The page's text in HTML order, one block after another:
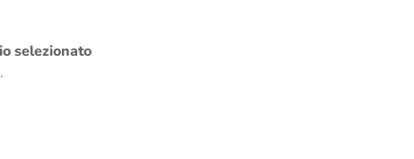
selezionato